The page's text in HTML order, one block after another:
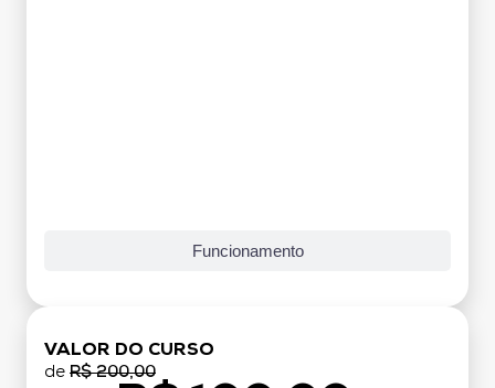
Funcionamento
VALOR DO CURSO
de R$ 200,00